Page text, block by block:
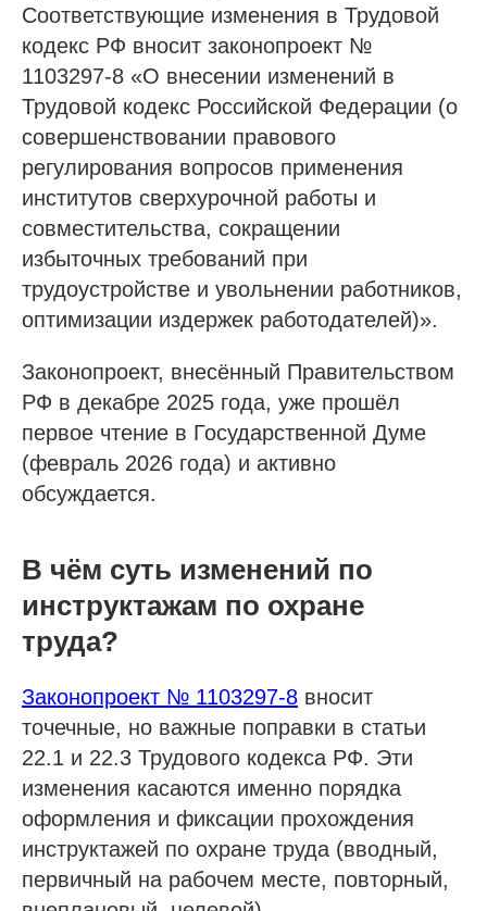
Соответствующие изменения в Трудовой
кодекс РФ вносит законопроект №
1103297-8 «О внесении изменений в
Трудовой кодекс Российской Федерации (о
совершенствовании правового
регулирования вопросов применения
институтов сверхурочной работы и
совместительства, сокращении
избыточных требований при
трудоустройстве и увольнении работников,
оптимизации издержек работодателей)».
Законопроект, внесённый Правительством
РФ в декабре 2025 года, уже прошёл
первое чтение в Государственной Думе
(февраль 2026 года) и активно
обсуждается.
В чём суть изменений по
инструктажам по охране
труда?
Законопроект № 1103297-8 вносит
точечные, но важные поправки в статьи
22.1 и 22.3 Трудового кодекса РФ. Эти
изменения касаются именно порядка
оформления и фиксации прохождения
инструктажей по охране труда (вводный,
первичный на рабочем месте, повторный,